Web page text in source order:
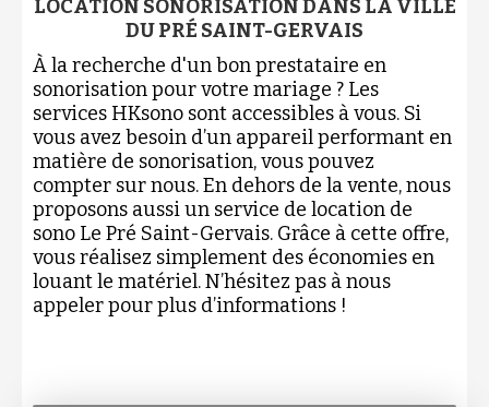
LOCATION SONORISATION DANS LA VILLE
DU PRÉ SAINT-GERVAIS
À la recherche d'un bon prestataire en
sonorisation pour votre mariage ? Les
services HKsono sont accessibles à vous. Si
vous avez besoin d’un appareil performant en
matière de sonorisation, vous pouvez
compter sur nous. En dehors de la vente, nous
proposons aussi un service de location de
sono Le Pré Saint-Gervais. Grâce à cette offre,
vous réalisez simplement des économies en
louant le matériel. N’hésitez pas à nous
appeler pour plus d’informations !